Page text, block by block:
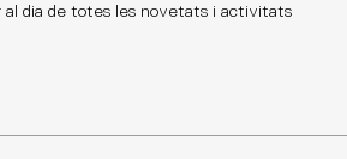
al dia de totes les novetats i activitats